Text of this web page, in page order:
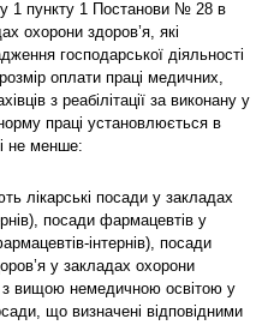
1 пункту 1 Постанови № 28 в
охорони здоров’я, які
господарської діяльності
оплати праці медичних,
з реабілітації за виконану у
праці установлюється в
не менше:
лікарські посади у закладах
посади фармацевтів у
інтернів), посади
у закладах охорони
з вищою немедичною освітою у
що визначені відповідними